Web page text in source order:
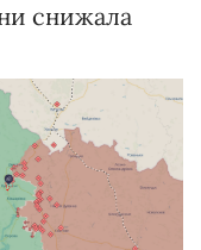
снижала